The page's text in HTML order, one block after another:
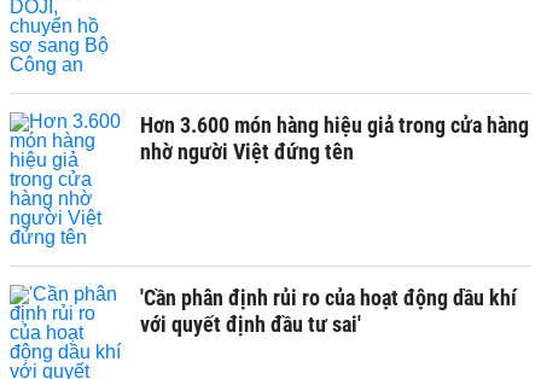
Hơn 3.600 món hàng hiệu giả trong cửa hàng
nhờ người Việt đứng tên
'Cần phân định rủi ro của hoạt động dầu khí
với quyết định đầu tư sai'